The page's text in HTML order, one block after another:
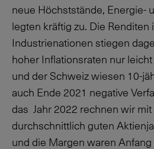
neue Höchststände, Energie-
legten kräftig zu. Die Renditen
Industrienationen stiegen
hoher Inflationsraten nur
und der Schweiz wiesen 10-
auch Ende 2021 negative
das Jahr 2022 rechnen wir mit
durchschnittlich guten
und die Margen waren Anfang